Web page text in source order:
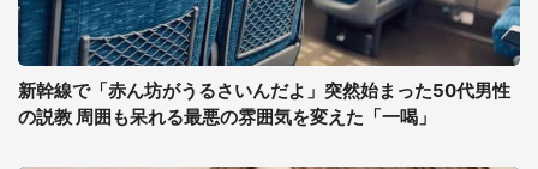
新幹線で「赤ん坊がうるさいんだよ」突然始まった50代男性
の説教 周囲も呆れる最悪の雰囲気を変えた「一喝」